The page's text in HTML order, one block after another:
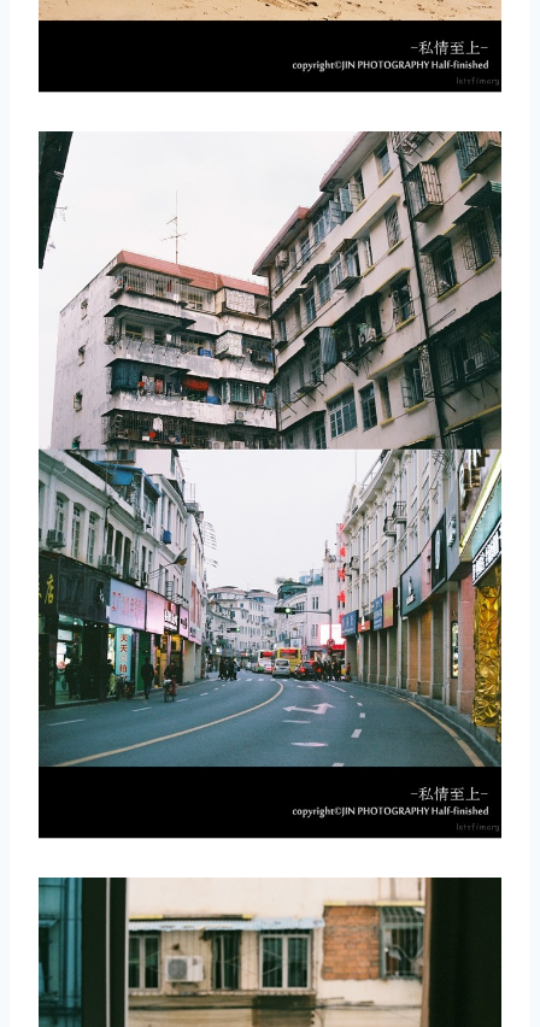
取消 搜索